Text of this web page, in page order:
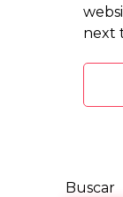
next
Buscar